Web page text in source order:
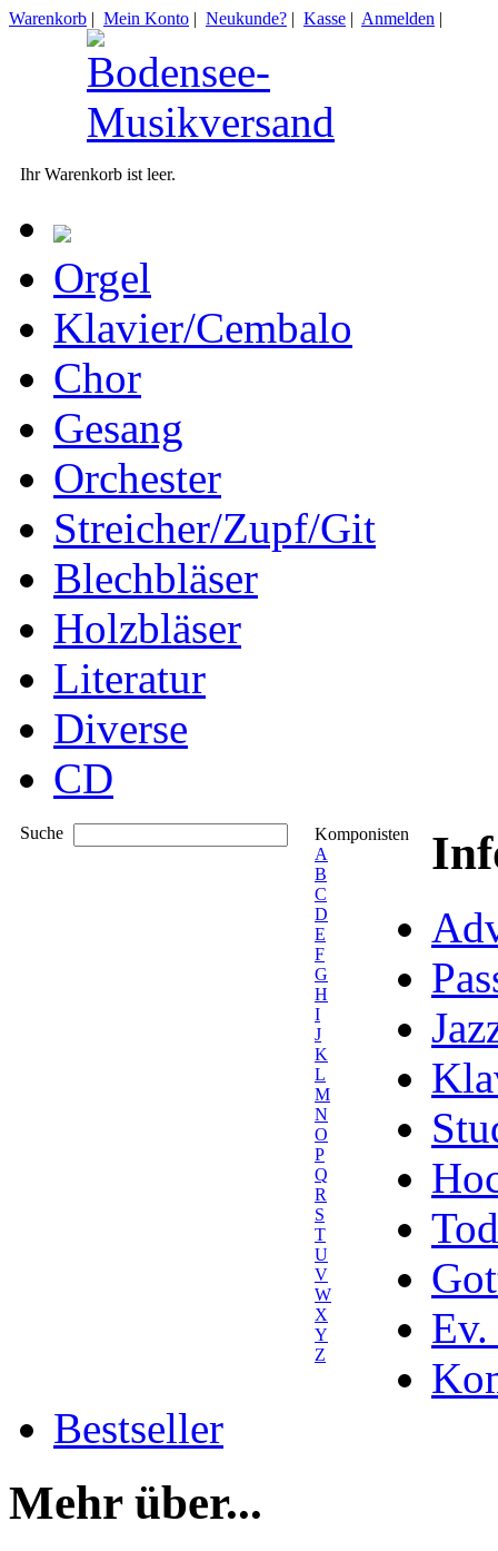
Warenkorb | Mein Konto | Neukunde? | Kasse | Anmelden |
Ihr Warenkorb ist leer.
Orgel
Klavier/Cembalo
Chor
Gesang
Orchester
Streicher/Zupf/Git
Blechbläser
Holzbläser
Literatur
Diverse
CD
Suche
Komponisten
A
B
C
D
E
F
G
H
I
J
K
L
M
N
O
P
Q
R
S
T
U
V
W
X
Y
Z
Ev.
Bestseller
Mehr über...